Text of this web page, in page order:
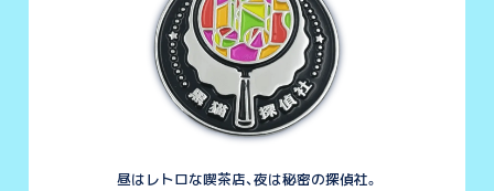
昼はレトロな喫茶店、夜は秘密の探偵社。